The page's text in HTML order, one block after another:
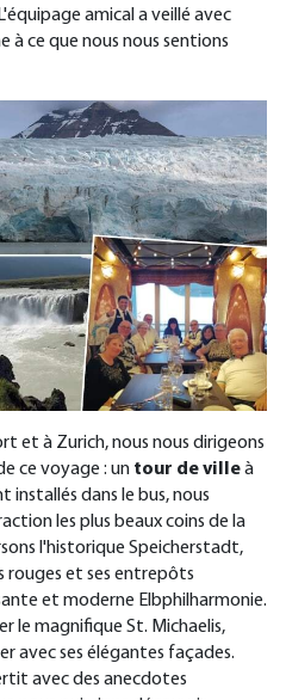
amical a veillé avec
ce que nous nous sentions
et à Zurich, nous nous dirigeons
ce voyage : un tour de villeà
installés dans le bus, nous
les plus beaux coins de la
l'historique Speicherstadt,
rouges et ses entrepôts
et moderne Elbphilharmonie.
le magnifique St. Michaelis,
avec ses élégantes façades.
avec des anecdotes